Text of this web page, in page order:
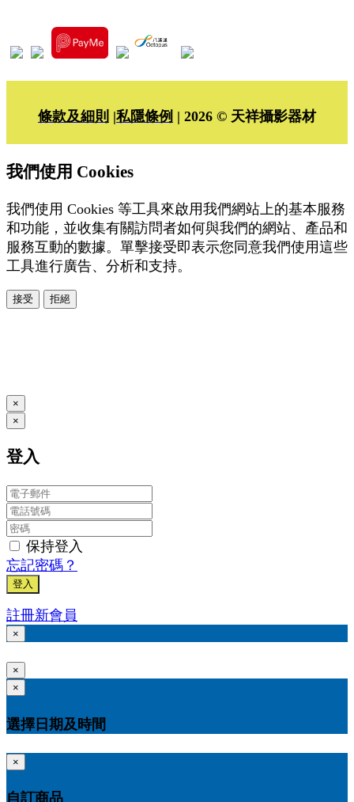
條款及細則 |私隱條例 | 2026 © 天祥攝影器材
我們使用 Cookies
我們使用 Cookies 等工具來啟用我們網站上的基本服務
和功能，並收集有關訪問者如何與我們的網站、產品和
服務互動的數據。單擊接受即表示您同意我們使用這些
工具進行廣告、分析和支持。
接受 拒絕
×
×
登入
保持登入
忘記密碼？
登入
註冊新會員
×
×
×
選擇日期及時間
×
自訂商品